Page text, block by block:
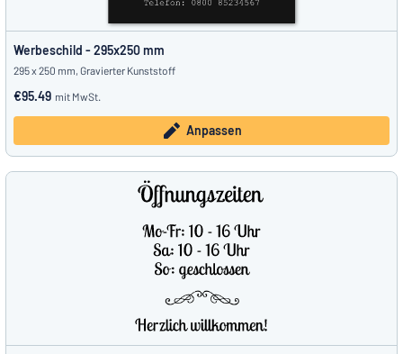
Werbeschild - 295x250 mm
295 x 250 mm, Gravierter Kunststoff
€95.49 mit MwSt.
Anpassen